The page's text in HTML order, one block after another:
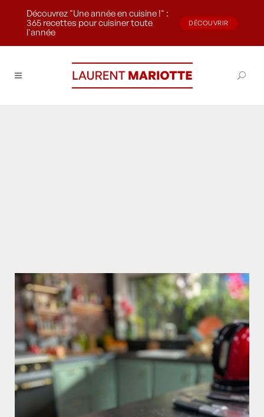
Découvrez "Une année en cuisine !" :
365 recettes pour cuisiner toute
l'année
DÉCOUVRIR